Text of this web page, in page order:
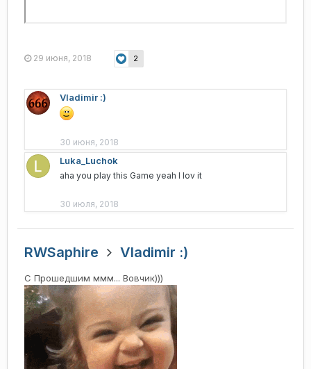
29 июня, 2018 2
Vladimir :)
30 июня, 2018
Luka_Luchok
aha you play this Game yeah I lov it
30 июля, 2018
RWSaphire Vladimir :)
С Прошедшим ммм... Вовчик)))